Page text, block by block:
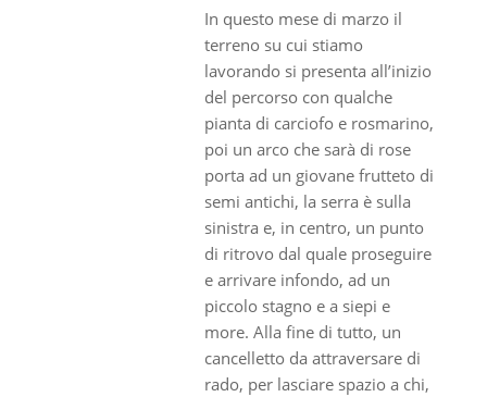
In questo mese di marzo il
terreno su cui stiamo
lavorando si presenta all’inizio
del percorso con qualche
pianta di carciofo e rosmarino,
poi un arco che sarà di rose
porta ad un giovane frutteto di
semi antichi, la serra è sulla
sinistra e, in centro, un punto
di ritrovo dal quale proseguire
e arrivare infondo, ad un
piccolo stagno e a siepi e
more. Alla fine di tutto, un
cancelletto da attraversare di
rado, per lasciare spazio a chi,